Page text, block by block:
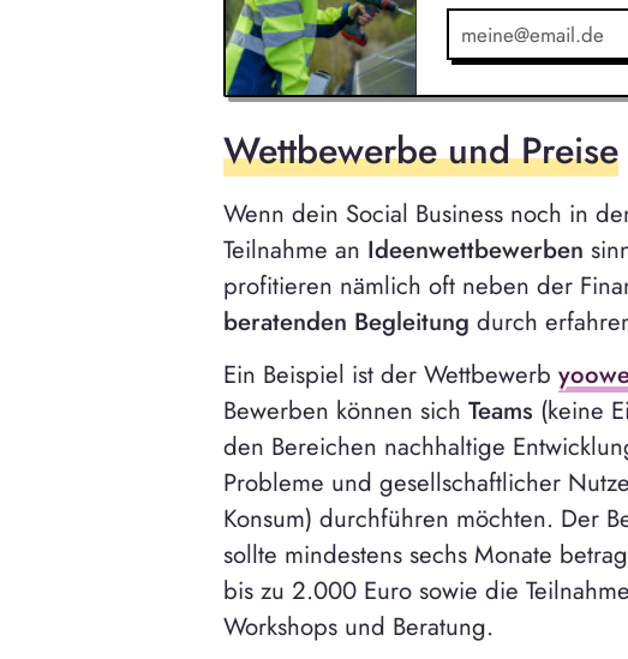
Wettbewerbe und Preise
Wenn dein Social Business noch in
Teilnahme an Ideenwettbewerben
profitieren nämlich oft neben der
beratenden Begleitung durch
Ein Beispiel ist der Wettbewerb
Bewerben können sich Teams (keine
den Bereichen nachhaltige
Probleme und gesellschaftlicher
Konsum) durchführen möchten. Der
sollte mindestens sechs Monate
bis zu 2.000 Euro sowie die
Workshops und Beratung.